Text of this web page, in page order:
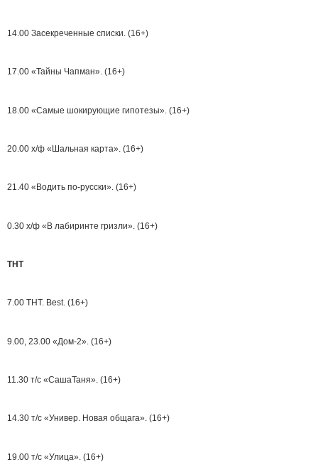
14.00 Засекреченные списки. (16+)
17.00 «Тайны Чапман». (16+)
18.00 «Самые шокирующие гипотезы». (16+)
20.00 х/ф «Шальная карта». (16+)
21.40 «Водить по-русски». (16+)
0.30 х/ф «В лабиринте гризли». (16+)
ТНТ
7.00 ТНТ. Best. (16+)
9.00, 23.00 «Дом-2». (16+)
11.30 т/с «СашаТаня». (16+)
14.30 т/с «Универ. Новая общага». (16+)
19.00 т/с «Улица». (16+)